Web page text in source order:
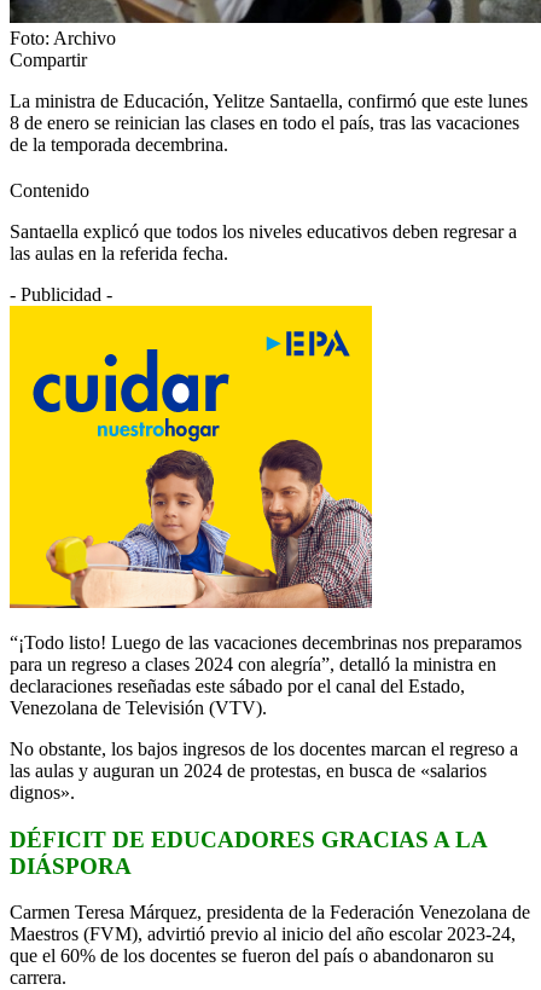
Foto: Archivo
Compartir
La ministra de Educación, Yelitze Santaella, confirmó que este lunes
8 de enero se reinician las clases en todo el país, tras las vacaciones
de la temporada decembrina.
Contenido
Santaella explicó que todos los niveles educativos deben regresar a
las aulas en la referida fecha.
- Publicidad -
“¡Todo listo! Luego de las vacaciones decembrinas nos preparamos
para un regreso a clases 2024 con alegría”, detalló la ministra en
declaraciones reseñadas este sábado por el canal del Estado,
Venezolana de Televisión (VTV).
No obstante, los bajos ingresos de los docentes marcan el regreso a
las aulas y auguran un 2024 de protestas, en busca de «salarios
dignos».
DÉFICIT DE EDUCADORES GRACIAS A LA
DIÁSPORA
Carmen Teresa Márquez, presidenta de la Federación Venezolana de
Maestros (FVM), advirtió previo al inicio del año escolar 2023-24,
que el 60% de los docentes se fueron del país o abandonaron su
carrera.